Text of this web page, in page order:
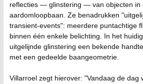
reflecties — glinstering — van objecten in
aardomloopbaan. Ze benadrukken
transient-events": meerdere puntachtige
binnen één enkele belichting. In het
uitgelijnde glinstering een bekende
met een gedeelde baangeometrie.
Villarroel zegt hierover: "Vandaag de dag